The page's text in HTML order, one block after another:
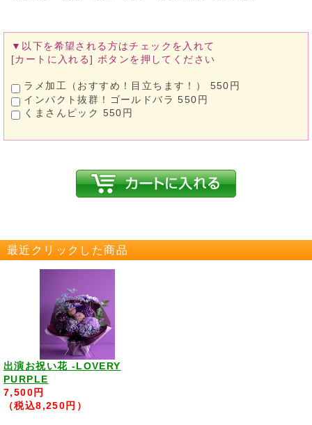
▼以下を希望される方はチェックを入れて
[カートに入れる] ボタンを押してください
ラメ加工（おすすめ！目立ちます！） 550円
インパクト抜群！ゴールドバラ 550円
くまさんピック 550円
最近クリックした商品
出演お祝い花 -LOVERY
PURPLE
7,500円
（税込8,250円）